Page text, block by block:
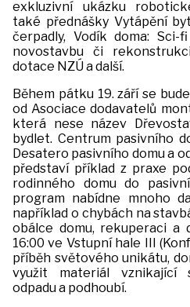
exkluzivní ukázku
také přednášky Vytápění
čerpadly, Vodík doma:
novostavbu či
dotace NZÚ a další.
Během pátku 19. září se
od Asociace dodavatelů
která nese název
bydlet. Centrum pasivního
Desatero pasivního domu a
představí příklad z praxe
rodinného domu do
program nabídne mnoho
například o chybách na
obálce domu, rekuperaci a
16:00 ve Vstupní hale III
příběh světového unikátu,
využit materiál vznikající
odpadu a podhoubí.